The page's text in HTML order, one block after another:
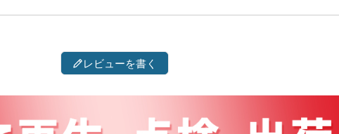
レビューを書く